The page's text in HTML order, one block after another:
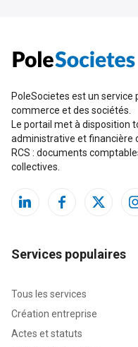
PoleSocietes est un
commerce et des sociétés.
Le portail met à disposition
administrative et financière
RCS : documents
collectives.
Services populaires
Tous les services
Création entreprise
Actes et statuts